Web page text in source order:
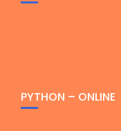
PYTHON – ONLINE